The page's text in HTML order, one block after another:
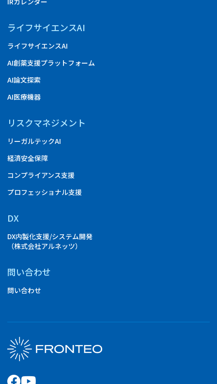
ライフサイエンスAI
ライフサイエンスAI
AI創薬支援プラットフォーム
AI論文探索
AI医療機器
リスクマネジメント
リーガルテックAI
経済安全保障
コンプライアンス支援
プロフェッショナル支援
DX
DX内製化支援/システム開発
（株式会社アルネッツ）
問い合わせ
問い合わせ